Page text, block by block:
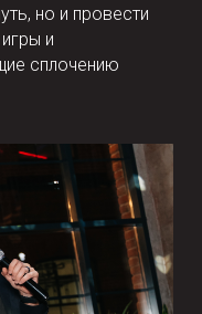
но и провести
и
сплочению